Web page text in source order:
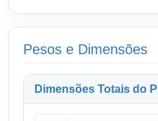
Pesos e Dimensões
Dimensões Totais do